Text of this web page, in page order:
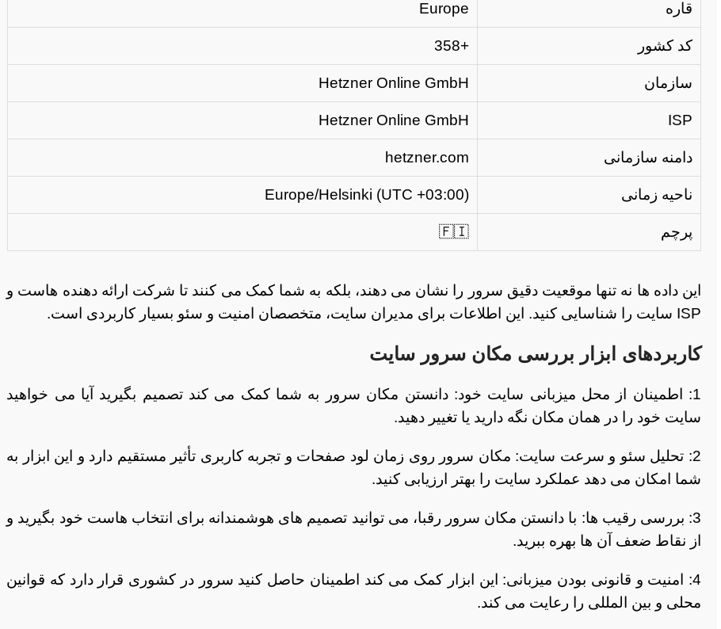
قاره Europe
کد کشور +358
سازمان Hetzner Online GmbH
ISP
Hetzner Online GmbH
دامنه سازمانی hetzner.com
ناحیه زمانی Europe/Helsinki (UTC +03:00)
پرچم 🇫🇮
این داده ها نه تنها موقعیت دقیق سرور را نشان می دهند، بلکه به شما کمک می کنند تا شرکت ارائه دهنده هاست و
ISP سایت را شناسایی کنید. این اطلاعات برای مدیران سایت، متخصصان امنیت و سئو بسیار کاربردی است.
کاربردهای ابزار بررسی مکان سرور سایت
1: اطمینان از محل میزبانی سایت خود: دانستن مکان سرور به شما کمک می کند تصمیم بگیرید آیا می خواهید
سایت خود را در همان مکان نگه دارید یا تغییر دهید.
2: تحلیل سئو و سرعت سایت: مکان سرور روی زمان لود صفحات و تجربه کاربری تأثیر مستقیم دارد و این ابزار به
شما امکان می دهد عملکرد سایت را بهتر ارزیابی کنید.
3: بررسی رقیب ها: با دانستن مکان سرور رقبا، می توانید تصمیم های هوشمندانه برای انتخاب هاست خود بگیرید و
از نقاط ضعف آن ها بهره ببرید.
4: امنیت و قانونی بودن میزبانی: این ابزار کمک می کند اطمینان حاصل کنید سرور در کشوری قرار دارد که قوانین
محلی و بین المللی را رعایت می کند.